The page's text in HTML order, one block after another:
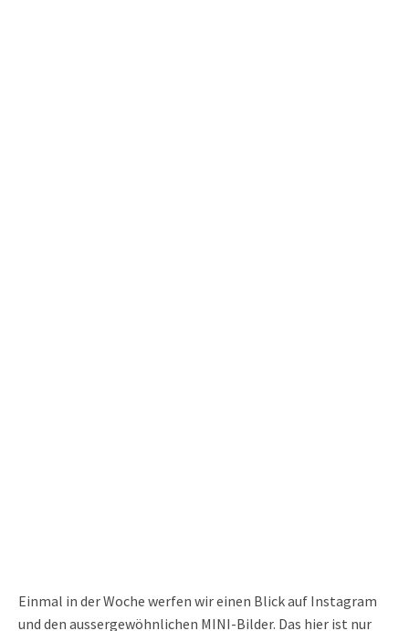
Einmal in der Woche werfen wir einen Blick auf Instagram
und den aussergewöhnlichen MINI-Bilder. Das hier ist nur